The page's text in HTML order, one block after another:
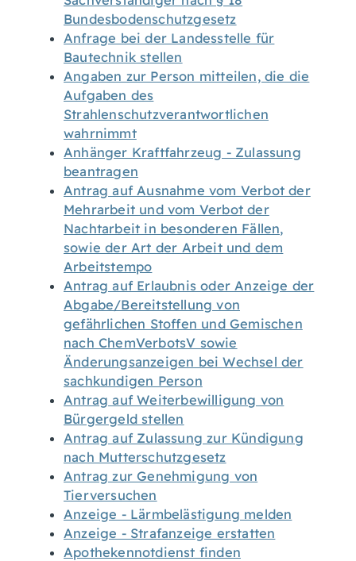
Bundesbodenschutzgesetz
Anfrage bei der Landesstelle für
Bautechnik stellen
Angaben zur Person mitteilen, die die
Aufgaben des
Strahlenschutzverantwortlichen
wahrnimmt
Anhänger Kraftfahrzeug - Zulassung
beantragen
Antrag auf Ausnahme vom Verbot der
Mehrarbeit und vom Verbot der
Nachtarbeit in besonderen Fällen,
sowie der Art der Arbeit und dem
Arbeitstempo
Antrag auf Erlaubnis oder Anzeige der
Abgabe/Bereitstellung von
gefährlichen Stoffen und Gemischen
nach ChemVerbotsV sowie
Änderungsanzeigen bei Wechsel der
sachkundigen Person
Antrag auf Weiterbewilligung von
Bürgergeld stellen
Antrag auf Zulassung zur Kündigung
nach Mutterschutzgesetz
Antrag zur Genehmigung von
Tierversuchen
Anzeige - Lärmbelästigung melden
Anzeige - Strafanzeige erstatten
Apothekennotdienst finden